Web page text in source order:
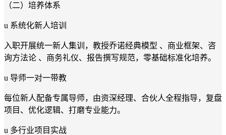
（二）培养体系
u 系统化新人培训
入职开展统一新人集训，教授乔诺经典模型 、商业框架、咨
询方法论 、商务礼仪、报告撰写规范，零基础标准化培养。
u 导师一对一带教
每位新人配备专属导师，由资深经理、合伙人全程指导，复盘
项目、优化逻辑、打磨专业能力。
u 多行业项目实战